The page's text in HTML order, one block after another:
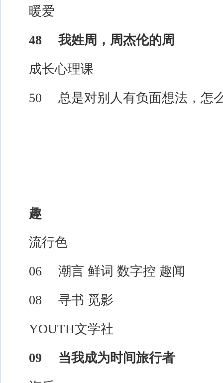
暖爱
48 我姓周，周杰伦的周
成长心理课
50 总是对别人有负面想法，怎
趣
流行色
06 潮言 鲜词 数字控 趣闻
08 寻书 觅影
YOUTH文学社
09 当我成为时间旅行者